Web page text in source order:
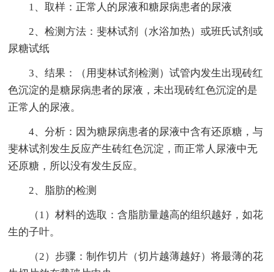
1、取样：正常人的尿液和糖尿病患者的尿液
2、检测方法：斐林试剂（水浴加热）或班氏试剂或
尿糖试纸
3、结果：（用斐林试剂检测）试管内发生出现砖红
色沉淀的是糖尿病患者的尿液，未出现砖红色沉淀的是
正常人的尿液。
4、分析：因为糖尿病患者的尿液中含有还原糖，与
斐林试剂发生反应产生砖红色沉淀，而正常人尿液中无
还原糖，所以没有发生反应。
2、脂肪的检测
（1）材料的选取：含脂肪量越高的组织越好，如花
生的子叶。
（2）步骤：制作切片（切片越薄越好）将最薄的花